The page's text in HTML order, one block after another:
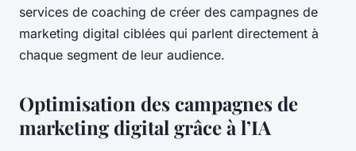
services de coaching de créer des campagnes de
marketing digital ciblées qui parlent directement à
chaque segment de leur audience.
Optimisation des campagnes de
marketing digital grâce à l’IA